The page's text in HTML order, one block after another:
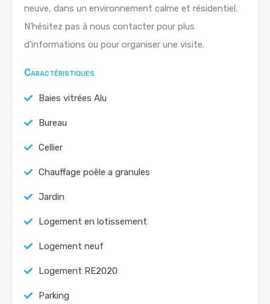
neuve, dans un environnement calme et résidentiel.
N’hésitez pas à nous contacter pour plus
d’informations ou pour organiser une visite.
Caractéristiques
Baies vitrées Alu
Bureau
Cellier
Chauffage poêle a granules
Jardin
Logement en lotissement
Logement neuf
Logement RE2020
Parking